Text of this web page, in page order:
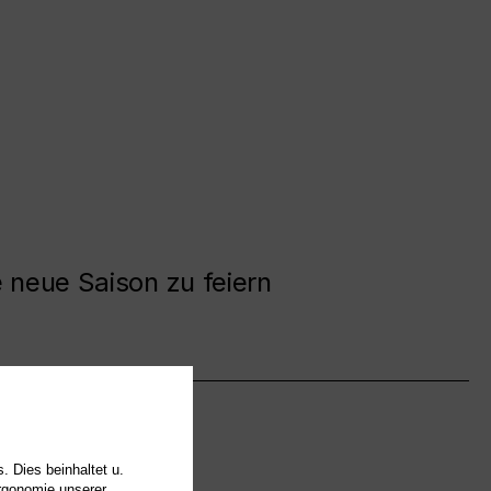
Saison zu feiern
Dies beinhaltet u.